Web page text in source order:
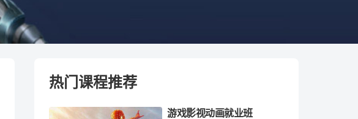
热门课程推荐
游戏影视动画就业班